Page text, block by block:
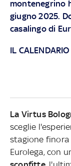
montenegrino
giugno 2025.
casalingo di
IL
La Virtus
sceglie
stagione finora
Eurolega, con